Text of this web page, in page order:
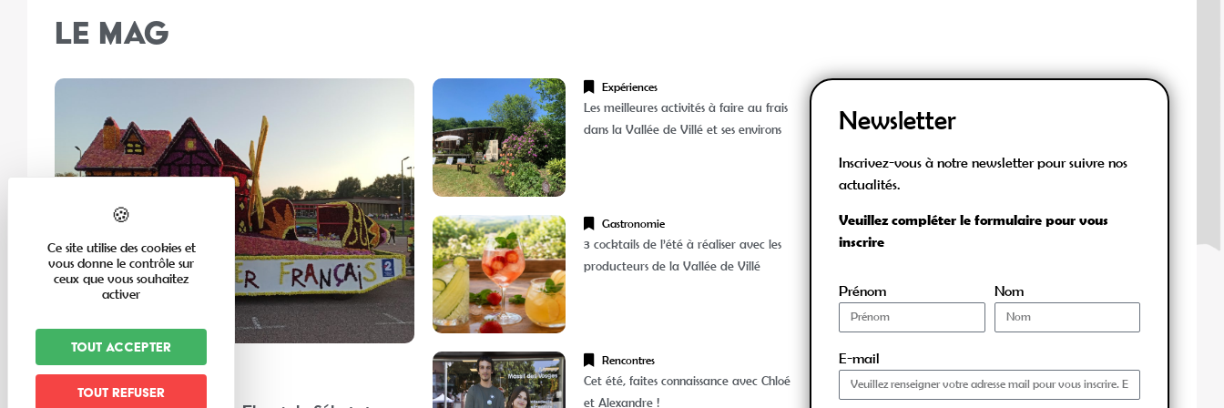
LE MAG
En famille
Expériences
Les meilleures activités à faire au frais
dans la Vallée de Villé et ses environs
Gastronomie
3 cocktails de l’été à réaliser avec les
producteurs de la Vallée de Villé
Rencontres
Cet été, faites connaissance avec Chloé
et Alexandre !
Newsletter
Inscrivez-vous à notre newsletter pour suivre nos
actualités.
Veuillez compléter le formulaire pour vous
inscrire
Prénom Nom
E-mail
Ce site utilise des cookies et
vous donne le contrôle sur
ceux que vous souhaitez
activer
Tout accepter
Tout refuser